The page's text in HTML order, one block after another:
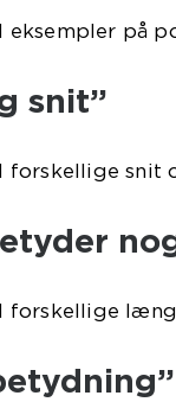
eksempler på
snit”
forskellige snit
forskellige